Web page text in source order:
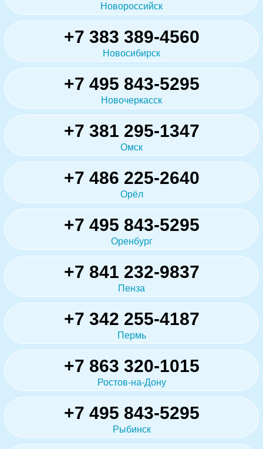
Новороссийск
+7 383 389-4560
Новосибирск
+7 495 843-5295
Новочеркасск
+7 381 295-1347
Омск
+7 486 225-2640
Орёл
+7 495 843-5295
Оренбург
+7 841 232-9837
Пенза
+7 342 255-4187
Пермь
+7 863 320-1015
Ростов-на-Дону
+7 495 843-5295
Рыбинск